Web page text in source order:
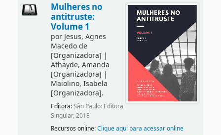
Mulheres no
antitruste:
Volume 1
por Jesus, Agnes
Macedo de
[Organizadora] |
Athayde, Amanda
[Organizadora] |
Maiolino, Isabela
[Organizadora].
Editora:São Paulo: Editora
Singular, 2018
Recursos online:Clique aqui para acessar online